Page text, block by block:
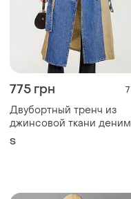
775 грн 7
Двубортный тренч из
джинсовой ткани деним
тренчкот плащ пальто
S